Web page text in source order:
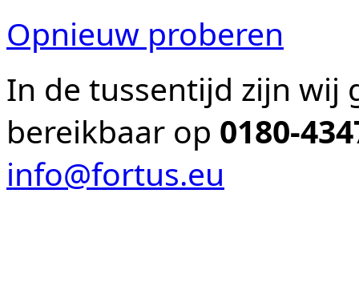
Opnieuw proberen
In de tussentijd zijn wij
bereikbaar op 0180-
info@fortus.eu